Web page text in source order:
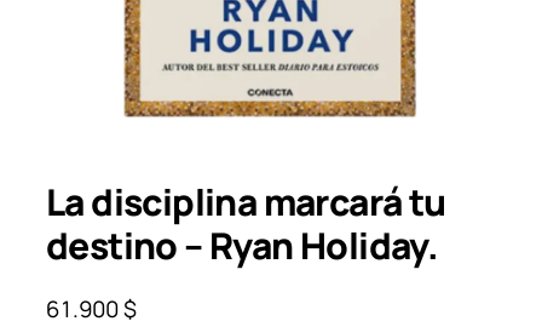
La disciplina marcará tu
destino – Ryan Holiday.
61.900$